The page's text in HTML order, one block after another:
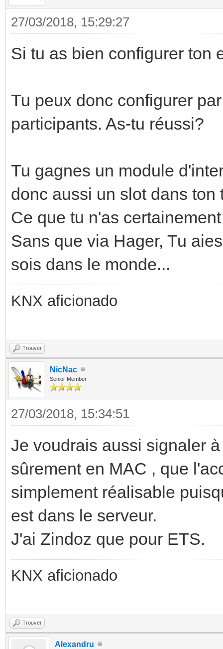
27/03/2018, 15:29:27
Si tu as bien configurer ton
Tu peux donc configurer
participants. As-tu réussi?
Tu gagnes un module
donc aussi un slot dans ton
Ce que tu n'as
Sans que via Hager, Tu
sois dans le monde...
KNX aficionado
Trouver
NicNac
Senior Member
27/03/2018, 15:34:51
Je voudrais aussi signaler
sûrement en MAC , que
simplement réalisable
est dans le serveur.
J'ai Zindoz que pour ETS.
KNX aficionado
Trouver
Alexandru